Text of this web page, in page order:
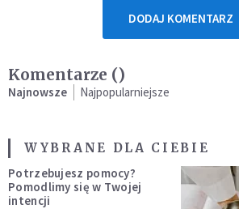
DODAJ KOMENTARZ
Komentarze ()
Najnowsze Najpopularniejsze
WYBRANE DLA CIEBIE
Potrzebujesz pomocy?
Pomodlimy się w Twojej
intencji